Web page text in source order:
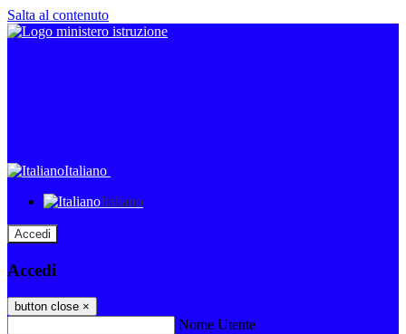
Salta al contenuto
Italiano
Italiano
Accedi
Accedi
button close ×
Nome Utente